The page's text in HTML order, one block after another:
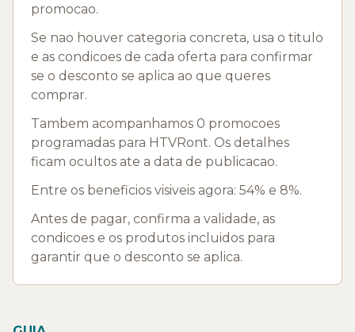
promocao.
Se nao houver categoria concreta, usa o titulo
e as condicoes de cada oferta para confirmar
se o desconto se aplica ao que queres
comprar.
Tambem acompanhamos 0 promocoes
programadas para HTVRont. Os detalhes
ficam ocultos ate a data de publicacao.
Entre os beneficios visiveis agora: 54% e 8%.
Antes de pagar, confirma a validade, as
condicoes e os produtos incluidos para
garantir que o desconto se aplica.